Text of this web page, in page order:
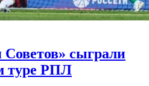
сыграли
туре РПЛ